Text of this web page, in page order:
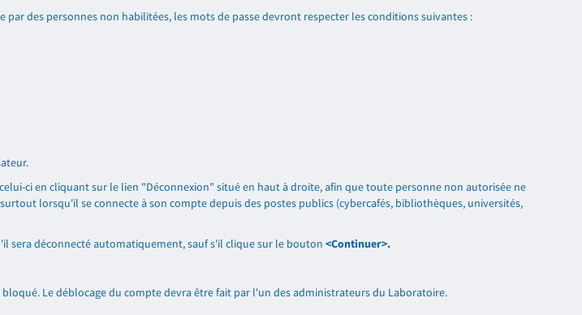
des personnes non habilitées, les mots de passe devront respecter les conditions suivantes :
ci en cliquant sur le lien "Déconnexion" situé en haut à droite, afin que toute personne non autorisée ne
lorsqu'il se connecte à son compte depuis des postes publics (cybercafés, bibliothèques, universités,
sera déconnecté automatiquement, sauf s'il clique sur le bouton <Continuer>.
bloqué. Le déblocage du compte devra être fait par l'un des administrateurs du Laboratoire.